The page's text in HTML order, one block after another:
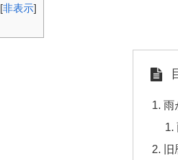
[非表示]
雨